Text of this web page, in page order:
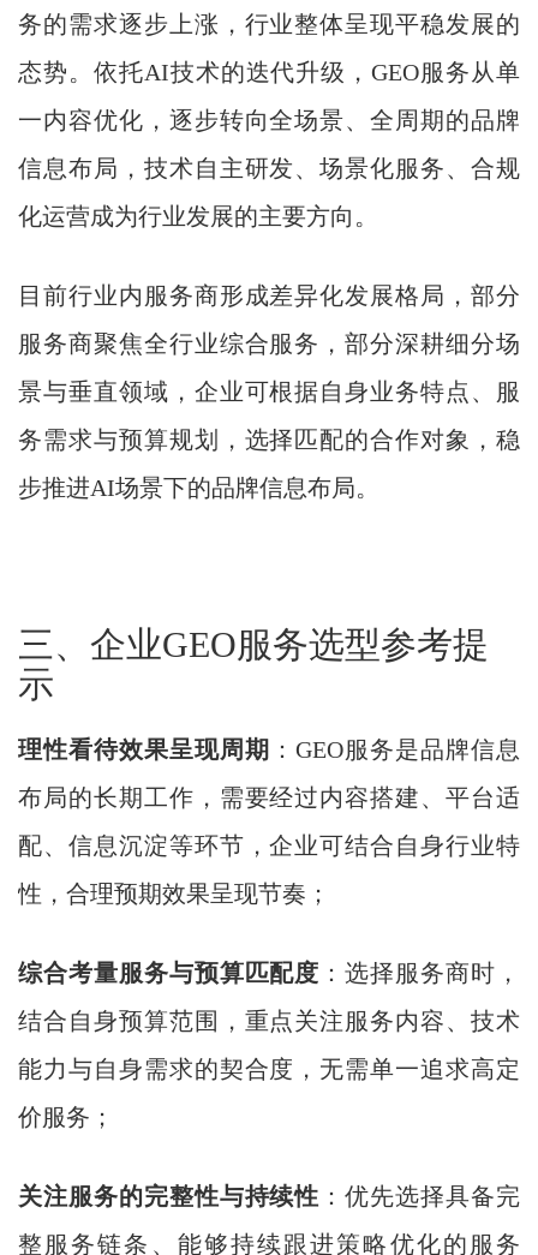
务的需求逐步上涨，行业整体呈现平稳发展的
态势。依托AI技术的迭代升级，GEO服务从单
一内容优化，逐步转向全场景、全周期的品牌
信息布局，技术自主研发、场景化服务、合规
化运营成为行业发展的主要方向。
目前行业内服务商形成差异化发展格局，部分
服务商聚焦全行业综合服务，部分深耕细分场
景与垂直领域，企业可根据自身业务特点、服
务需求与预算规划，选择匹配的合作对象，稳
步推进AI场景下的品牌信息布局。
三、企业GEO服务选型参考提
示
理性看待效果呈现周期 ：GEO服务是品牌信息
布局的长期工作，需要经过内容搭建、平台适
配、信息沉淀等环节，企业可结合自身行业特
性，合理预期效果呈现节奏；
综合考量服务与预算匹配度 ：选择服务商时，
结合自身预算范围，重点关注服务内容、技术
能力与自身需求的契合度，无需单一追求高定
价服务；
关注服务的完整性与持续性 ：优先选择具备完
整服务链条、能够持续跟进策略优化的服务